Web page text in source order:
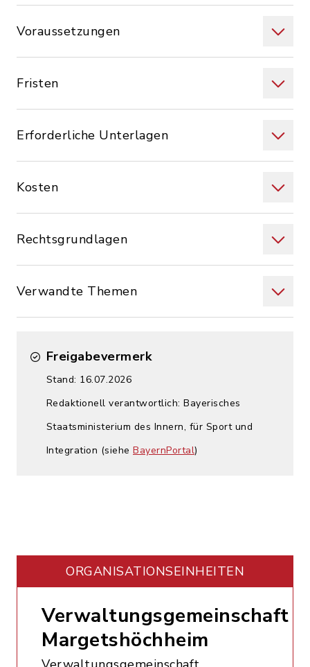
Voraussetzungen
Fristen
Erforderliche Unterlagen
Kosten
Rechtsgrundlagen
Verwandte Themen
Freigabevermerk
Stand: 16.07.2026
Redaktionell verantwortlich: Bayerisches
Staatsministerium des Innern, für Sport und
Integration (siehe BayernPortal)
ORGANISATIONS­EINHEITEN
Verwaltungsgemeinschaft
Margetshöchheim